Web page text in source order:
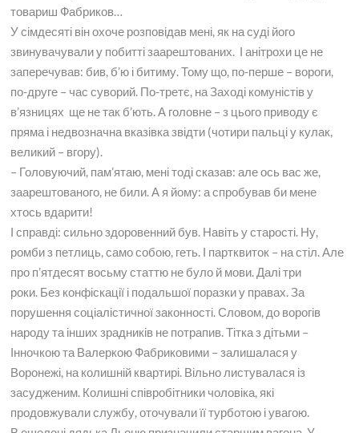
товариш Фабриков…
У сімдесяті він охоче розповідав мені, як на суді його
звинувачували у побитті заарештованих. І анітрохи це не
заперечував: бив, б’ю і битиму. Тому що, по-перше – вороги,
по-друге – час суворий. По-третє, на Заході комуністів у
в’язницях ще не так б’ють. А головне – з цього приводу є
пряма і недвозначна вказівка звідти (чотири пальці у кулак,
великий – вгору).
– Головуючий, пам’ятаю, мені тоді сказав: але ось вас же,
заарештованого, не били. А я йому: а спробував би мене
хтось вдарити!
І справді: сильно здоровенний був. Навіть у старості. Ну,
ромби з петлиць, само собою, геть. І партквиток – на стіл. Але
про п’ятдесят восьму статтю не було й мови. Далі три
роки. Без конфіскації і подальшої поразки у правах. За
порушення соціалістичної законності. Словом, до ворогів
народу та інших зрадників не потрапив. Тітка з дітьми –
Інночкою та Валеркою Фабриковими – залишалася у
Воронежі, на колишній квартирі. Вільно листувалася із
засудженим. Колишні співробітники чоловіка, які
продовжували службу, оточували її турботою і увагою.